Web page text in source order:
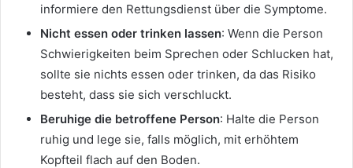
informiere den Rettungsdienst über die Symptome.
Nicht essen oder trinken lassen: Wenn die Person
Schwierigkeiten beim Sprechen oder Schlucken hat,
sollte sie nichts essen oder trinken, da das Risiko
besteht, dass sie sich verschluckt.
Beruhige die betroffene Person: Halte die Person
ruhig und lege sie, falls möglich, mit erhöhtem
Kopfteil flach auf den Boden.